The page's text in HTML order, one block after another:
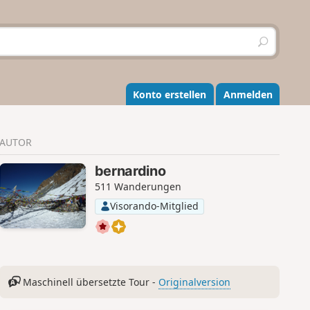
S
u
h
e
n
Konto erstellen Anmelden
AUTOR
bernardino
511 Wanderungen
Visorando-Mitglied
Maschinell übersetzte Tour - Originalversion